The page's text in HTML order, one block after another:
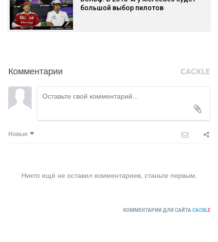
большой выбор пилотов
Комментарии
Новые
Никто ещё не оставил комментариев, станьте первым.
КОММЕНТАРИИ ДЛЯ САЙТА CACKLE